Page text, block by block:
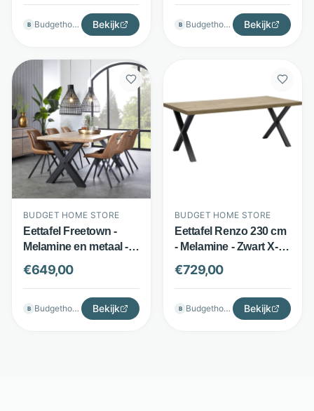
B Budgethomestore Bekijk B Budgethomestore Bekijk
BUDGET HOME STORE
Eettafel Freetown -
Melamine en metaal -
X-poot - Bruin - Budget
Home Store
€649,00
B Budgethomestore Bekijk
BUDGET HOME STORE
Eettafel Renzo 230 cm
- Melamine - Zwart X-
onderstel - Arizona
Oak - Budget Home
Store
€729,00
B Budgethomestore Bekijk